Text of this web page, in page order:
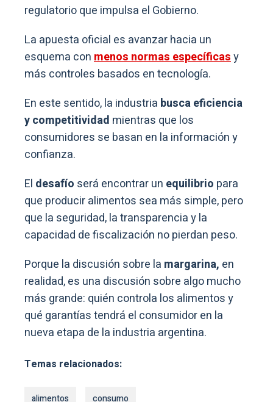
regulatorio que impulsa el Gobierno.
La apuesta oficial es avanzar hacia un
esquema conmenos normas específicasy
más controles basados en tecnología.
En este sentido, la industria busca eficiencia
y competitividad mientras que los
consumidores se basan en la información y
confianza.
El desafío será encontrar un equilibrio para
que producir alimentos sea más simple, pero
que la seguridad, la transparencia y la
capacidad de fiscalización no pierdan peso.
Porque la discusión sobre la margarina, en
realidad, es una discusión sobre algo mucho
más grande: quién controla los alimentos y
qué garantías tendrá el consumidor en la
nueva etapa de la industria argentina.
Temas relacionados:
alimentos consumo